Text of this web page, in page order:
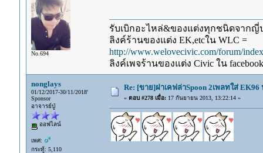
No.694
รับเบิกอะไหล่&ของแต่งทุกชนิดจากญี่
ลิงค์ร้านของแต่ง EK,etcใน WLC =
http://www.welovecivic.com/forum/
ลิงค์เพจร้านของแต่ง Civic ใน
nonglays
01/12/2017-30/11/2018'
Sponsor
อาจารย์ปู่
ออฟไลน์
เพศ:
กระทู้: 5,110
Re: [ขาย]ฝาเคฟล่าSpoon 2เพลทใส่
« ตอบ #278 เมื่อ:17 กันยายน 2013, 13:22:14 »